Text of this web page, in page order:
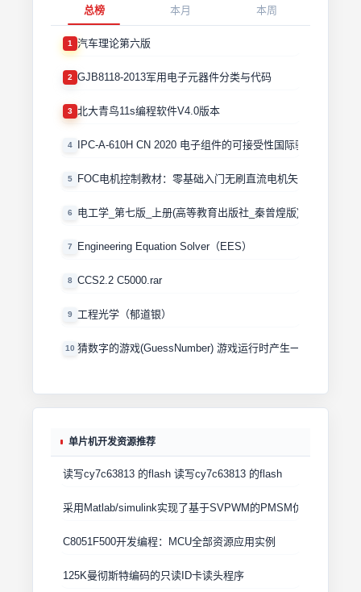
总榜 本月 本周
1 汽车理论第六版
2 GJB8118-2013军用电子元器件分类与代码
3 北大青鸟11s编程软件V4.0版本
4 IPC-A-610H CN 2020 电子组件的可接受性国际验收标准
5 FOC电机控制教材：零基础入门无刷直流电机矢量控制技术
6 电工学_第七版_上册(高等教育出版社_秦曾煌版)
7 Engineering Equation Solver（EES）
8 CCS2.2 C5000.rar
9 工程光学（郁道银）
10 猜数字的游戏(GuessNumber) 游戏运行时产生一个0－1000
单片机开发资源推荐
读写cy7c63813 的flash 读写cy7c63813 的flash
采用Matlab/simulink实现了基于SVPWM的PMSM仿真
C8051F500开发编程：MCU全部资源应用实例
125K曼彻斯特编码的只读ID卡读头程序